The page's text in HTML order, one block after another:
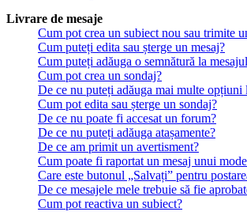
Livrare de mesaje
Cum pot crea un subiect nou sau trimite
Cum puteți edita sau șterge un mesaj?
Cum puteți adăuga o semnătură la
Cum pot crea un sondaj?
De ce nu puteți adăuga mai multe opțiuni
Cum pot edita sau șterge un sondaj?
De ce nu poate fi accesat un forum?
De ce nu puteți adăuga atașamente?
De ce am primit un avertisment?
Cum poate fi raportat un mesaj unui
Care este butonul „Salvați” pentru
De ce mesajele mele trebuie să fie
Cum pot reactiva un subiect?